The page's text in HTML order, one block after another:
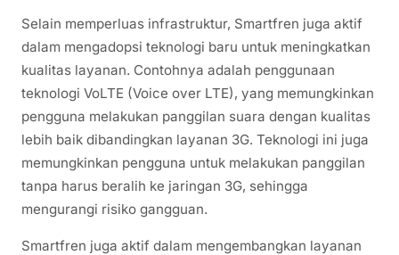
Selain memperluas infrastruktur, Smartfren juga aktif
dalam mengadopsi teknologi baru untuk meningkatkan
kualitas layanan. Contohnya adalah penggunaan
teknologi VoLTE (Voice over LTE), yang memungkinkan
pengguna melakukan panggilan suara dengan kualitas
lebih baik dibandingkan layanan 3G. Teknologi ini juga
memungkinkan pengguna untuk melakukan panggilan
tanpa harus beralih ke jaringan 3G, sehingga
mengurangi risiko gangguan.
Smartfren juga aktif dalam mengembangkan layanan